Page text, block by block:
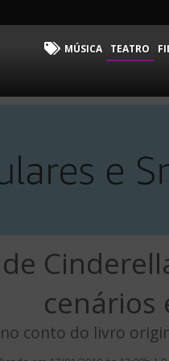
MÚSICA TEATRO
cenários
conto do livro